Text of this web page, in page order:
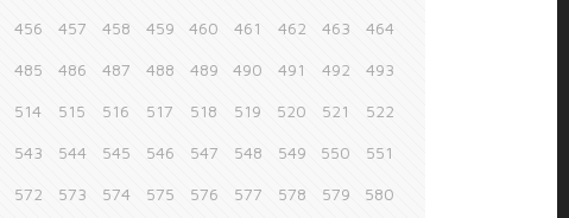
456 457 458 459 460 461 462 463 464
485 486 487 488 489 490 491 492 493
514 515 516 517 518 519 520 521 522
543 544 545 546 547 548 549 550 551
572 573 574 575 576 577 578 579 580